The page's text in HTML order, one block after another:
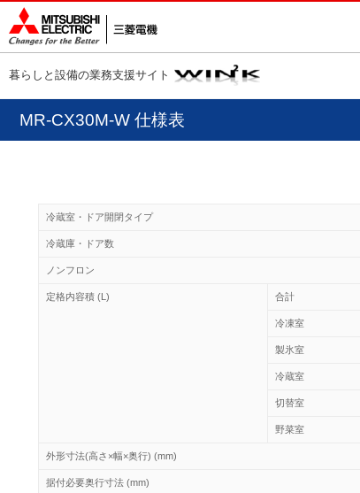
暮らしと設備の業務支援サイト
MR-CX30M-W 仕様表
冷蔵室・ドア開閉タイプ
冷蔵庫・ドア数
ノンフロン
定格内容積 (L) 合計
冷凍室
製氷室
冷蔵室
切替室
野菜室
外形寸法(高さ×幅×奥行) (mm)
据付必要奥行寸法 (mm)